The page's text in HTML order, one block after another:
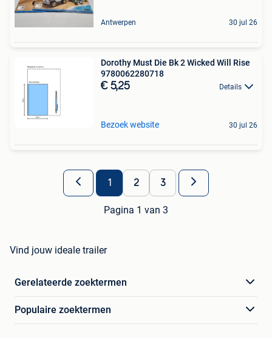
Antwerpen 30 jul 26
Dorothy Must Die Bk 2 Wicked Will Rise
9780062280718
€ 5,25 Details
Bezoek website 30 jul 26
1 2 3
Pagina 1 van 3
Vind jouw ideale trailer
Gerelateerde zoektermen
Populaire zoektermen